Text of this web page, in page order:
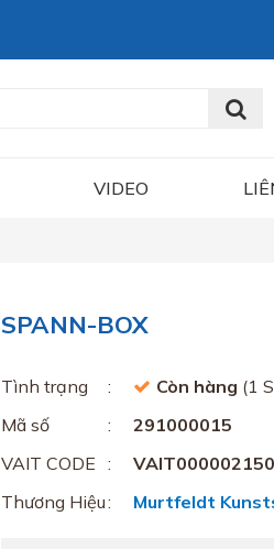
VIDEO
SPANN-BOX
Tình trạng Còn hàng (1
Mã số
291000015
VAIT CODE
Thương Hiệu
Murtfeldt